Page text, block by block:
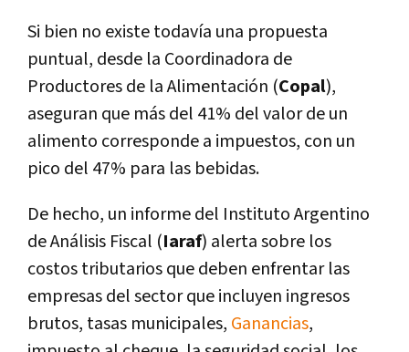
Si bien no existe todavía una propuesta
puntual, desde la Coordinadora de
Productores de la Alimentación (Copal),
aseguran que más del 41% del valor de un
alimento corresponde a impuestos, con un
pico del 47% para las bebidas.
De hecho, un informe del Instituto Argentino
de Análisis Fiscal (Iaraf) alerta sobre los
costos tributarios que deben enfrentar las
empresas del sector que incluyen ingresos
brutos, tasas municipales, Ganancias,